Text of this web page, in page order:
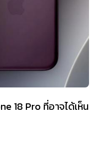
18 Pro ที่อาจได้เห็น